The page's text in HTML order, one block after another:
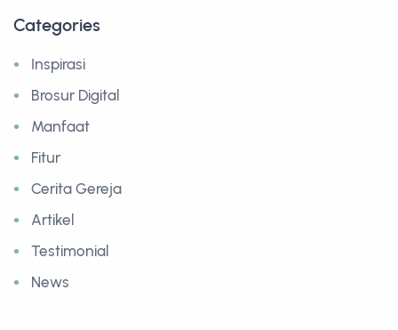
Categories
Inspirasi
Brosur Digital
Manfaat
Fitur
Cerita Gereja
Artikel
Testimonial
News